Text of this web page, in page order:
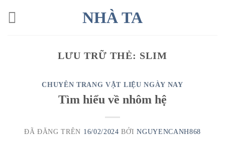
đến
NHÀ TA
LƯU TRỮ THẺ: SLIM
CHUYÊN TRANG VẬT LIỆU NGÀY NAY
Tìm hiểu về nhôm hệ
ĐÃ ĐĂNG TRÊN 16/02/2024 BỞINGUYENCANH868